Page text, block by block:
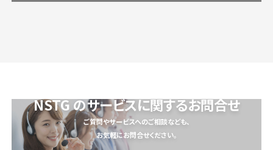
NSTG のサービスに関するお問合せ
ご質問やサービスへのご相談なども、
お気軽にお問合せください。